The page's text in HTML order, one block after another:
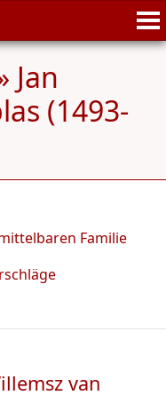
Jan
(1493-
Familie
van